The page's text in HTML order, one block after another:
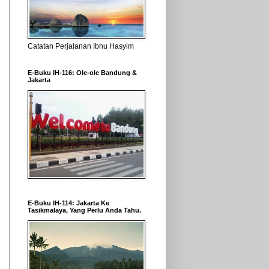
Catatan Perjalanan Ibnu Hasyim
E-Buku IH-116: Ole-ole Bandung &
Jakarta
E-Buku IH-114: Jakarta Ke
Tasikmalaya, Yang Perlu Anda Tahu.